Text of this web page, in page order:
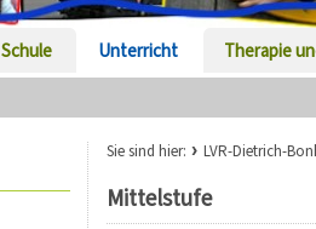
Schule Unterricht
Therapie
Sie sind hier: LVR-Dietrich-
Mittelstufe